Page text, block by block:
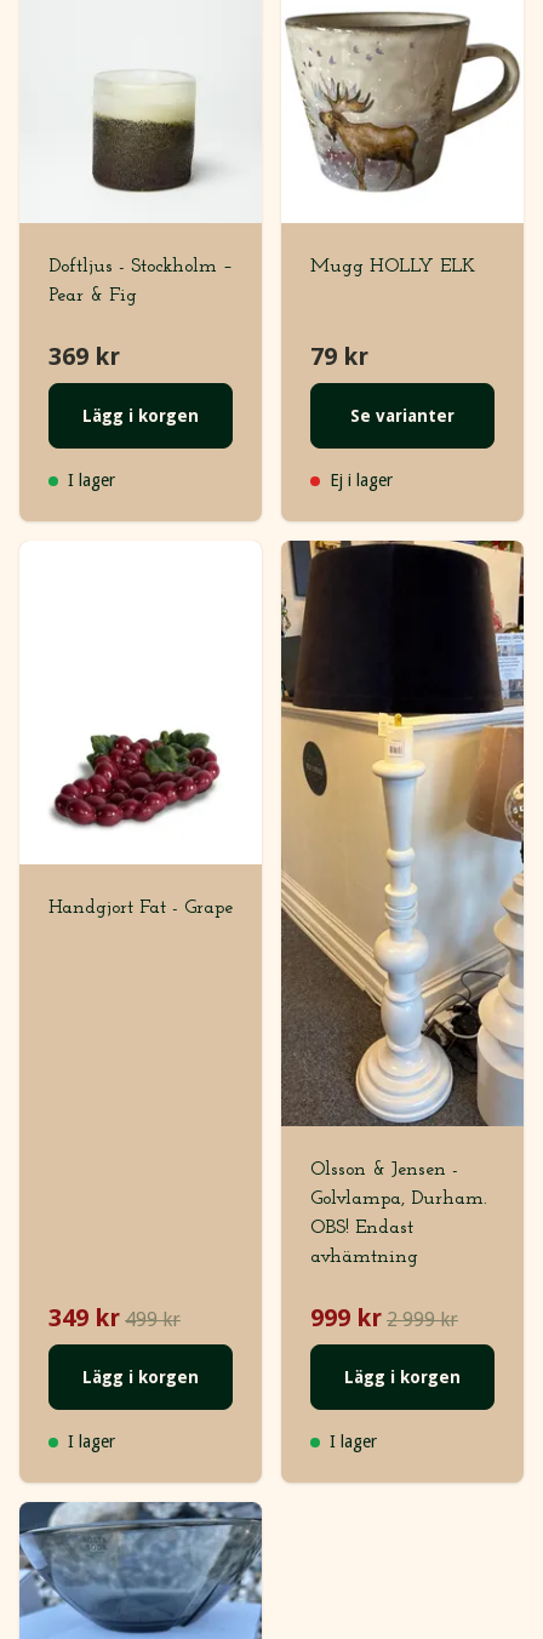
Doftljus - Stockholm –
Pear & Fig
369 kr
Lägg i korgen
I lager
Mugg HOLLY ELK
79 kr
Se varianter
Ej i lager
Handgjort Fat - Grape
349 kr 499 kr
Lägg i korgen
I lager
Olsson & Jensen -
Golvlampa, Durham.
OBS! Endast
avhämtning
999 kr 2 999 kr
Lägg i korgen
I lager